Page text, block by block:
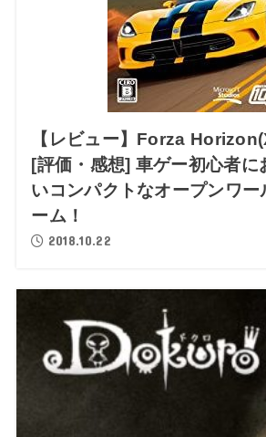
【レビュー】Forza
[評価・感想] 車ゲー初心者に
いコンパクトなオープンワー
ーム！
2018.10.22